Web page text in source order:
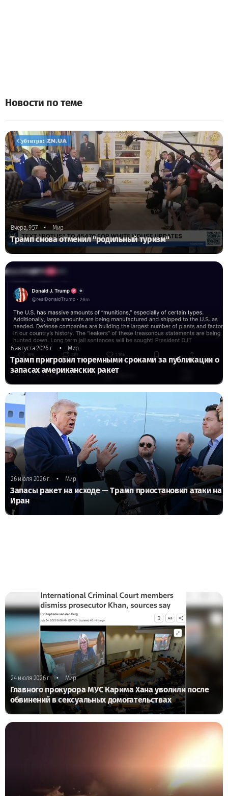
Новости по теме
Вчера, 9:57 • Мир
Трамп снова отменил "родильный туризм"
6 августа 2026 г. • Мир
Трамп пригрозил тюремными сроками за публикации о
запасах американских ракет
26 июля 2026 г. • Мир
Запасы ракет на исходе — Трамп приостановил атаки на
Иран
24 июля 2026 г. • Мир
Главного прокурора МУС Карима Хана уволили после
обвинений в сексуальных домогательствах